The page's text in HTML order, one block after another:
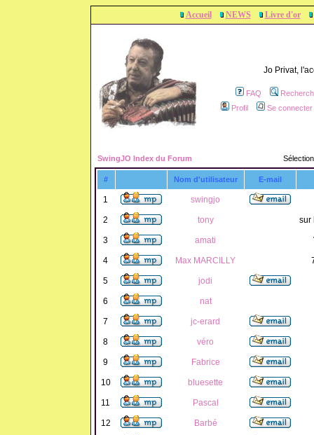
Accueil NEWS Livre d'or
Jo Privat,
FAQ
Profil
Se
SwingJO Index du Forum
# Nom d'utilisateur E-mail
1 swingjo
2 tony sur
3 amati
4 Max MARCILLY
5 jodi
6 nat
7 jc-erard
8 véro
9 Fabrice
10 bluesette
11 Pascal
12 Barbé